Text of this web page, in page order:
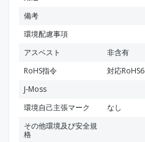
備考
環境配慮事項
アスベスト
非含有
RoHS指令
対応RoHS6
J-Moss
環境自己主張マーク
なし
その他環境及び安全規
格